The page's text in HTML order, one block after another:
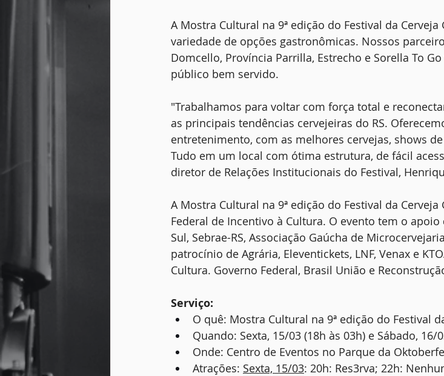
A Mostra Cultural na 9ª edição do Festival da
variedade de opções gastronômicas. Nossos
Domcello, Província Parrilla, Estrecho e Sorella To
público bem servido.
"Trabalhamos para voltar com força total e
as principais tendências cervejeiras do RS.
entretenimento, com as melhores cervejas, shows
Tudo em um local com ótima estrutura, de fácil
diretor de Relações Institucionais do Festival,
A Mostra Cultural na 9ª edição do Festival da
Federal de Incentivo à Cultura. O evento tem o
Sul, Sebrae-RS, Associação Gaúcha de
patrocínio de Agrária, Eleventickets, LNF, Venax e
Cultura. Governo Federal, Brasil União e
Serviço:
O quê: Mostra Cultural na 9ª edição do Festival
Quando: Sexta, 15/03 (18h às 03h) e Sábado, 16/
Onde: Centro de Eventos no Parque da
Atrações: Sexta, 15/03: 20h: Res3rva; 22h: